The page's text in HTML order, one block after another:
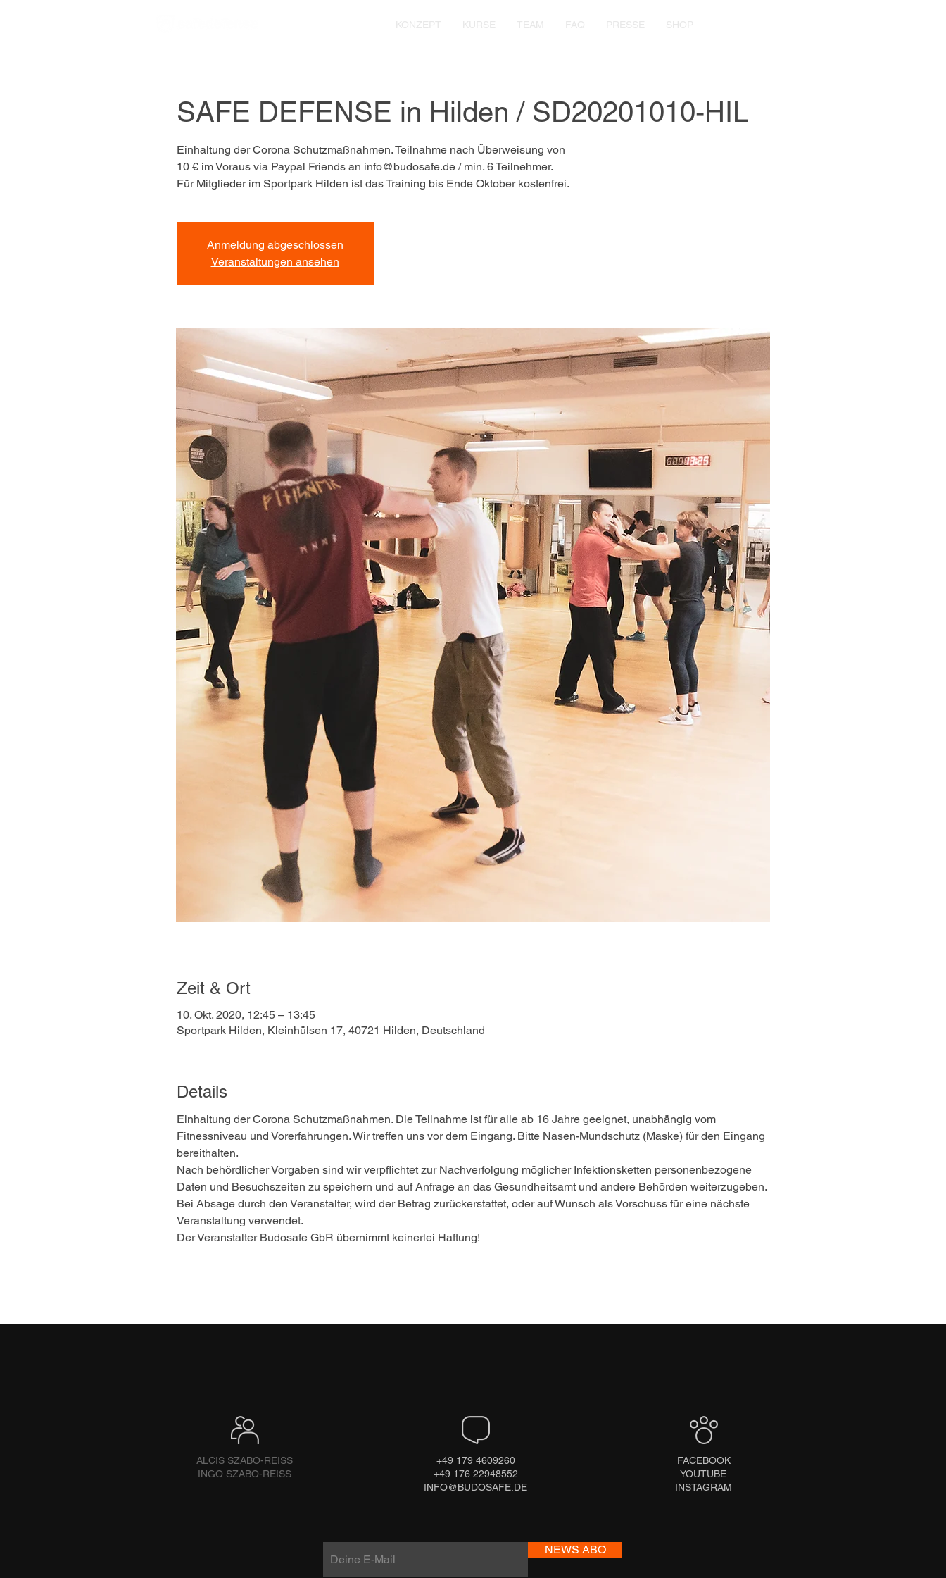
SAFE DEFENSE in Hilden / SD20201010-HIL
Einhaltung der Corona Schutzmaßnahmen. Teilnahme nach Überweisung von
10 € im Voraus via Paypal Friends an info@budosafe.de / min. 6 Teilnehmer.
Für Mitglieder im Sportpark Hilden ist das Training bis Ende Oktober kostenfrei.
Anmeldung abgeschlossen
Veranstaltungen ansehen
Zeit & Ort
10. Okt. 2020, 12:45 – 13:45
Sportpark Hilden, Kleinhülsen 17, 40721 Hilden, Deutschland
Details
Einhaltung der Corona Schutzmaßnahmen. Die Teilnahme ist für alle ab 16 Jahre geeignet, unabhängig vom
Fitnessniveau und Vorerfahrungen. Wir treffen uns vor dem Eingang. Bitte Nasen-Mundschutz (Maske) für den Eingang
bereithalten.
Nach behördlicher Vorgaben sind wir verpflichtet zur Nachverfolgung möglicher Infektionsketten personenbezogene
Daten und Besuchszeiten zu speichern und auf Anfrage an das Gesundheitsamt und andere Behörden weiterzugeben.
Bei Absage durch den Veranstalter, wird der Betrag zurückerstattet, oder auf Wunsch als Vorschuss für eine nächste
Veranstaltung verwendet.
Der Veranstalter Budosafe GbR übernimmt keinerlei Haftung!
NEWS ABO
ALCIS SZABO-REISS
INGO SZABO-REISS
+49 179 4609260
+49 176 22948552
INFO@BUDOSAFE.DE
FACEBOOK
YOUTUBE
INSTAGRAM